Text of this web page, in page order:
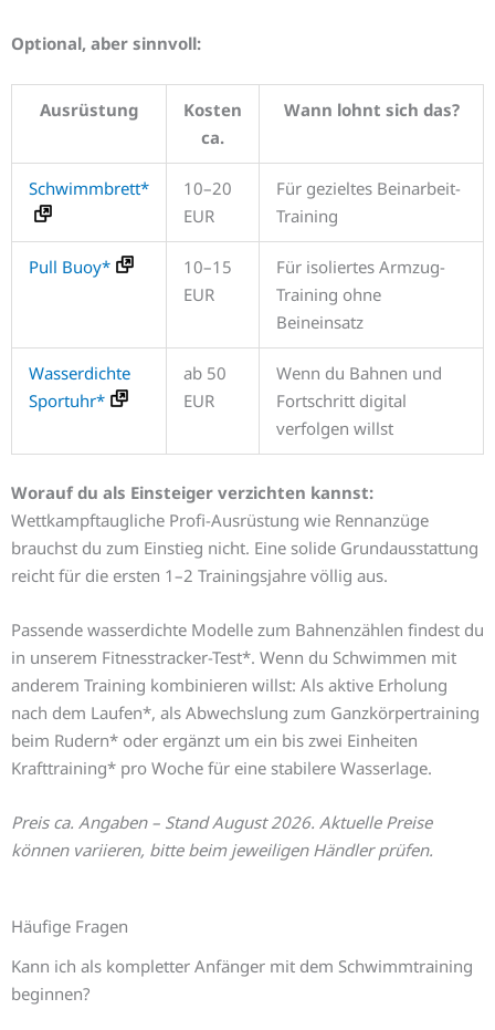
Optional, aber sinnvoll:
Ausrüstung
Kosten
ca.
Wann lohnt sich das?
Schwimmbrett*
10–20
EUR
Für gezieltes Beinarbeit-
Training
Pull Buoy*
10–15
EUR
Für isoliertes Armzug-
Training ohne
Beineinsatz
Wasserdichte
Sportuhr*
ab 50
EUR
Wenn du Bahnen und
Fortschritt digital
verfolgen willst
Worauf du als Einsteiger verzichten kannst:
Wettkampftaugliche Profi-Ausrüstung wie Rennanzüge
brauchst du zum Einstieg nicht. Eine solide Grundausstattung
reicht für die ersten 1–2 Trainingsjahre völlig aus.
Passende wasserdichte Modelle zum Bahnenzählen findest du
in unserem Fitnesstracker-Test*. Wenn du Schwimmen mit
anderem Training kombinieren willst: Als aktive Erholung
nach dem Laufen*, als Abwechslung zum Ganzkörpertraining
beim Rudern* oder ergänzt um ein bis zwei Einheiten
Krafttraining* pro Woche für eine stabilere Wasserlage.
Preis ca. Angaben – Stand August 2026. Aktuelle Preise
können variieren, bitte beim jeweiligen Händler prüfen.
Häufige Fragen
Kann ich als kompletter Anfänger mit dem Schwimmtraining
beginnen?